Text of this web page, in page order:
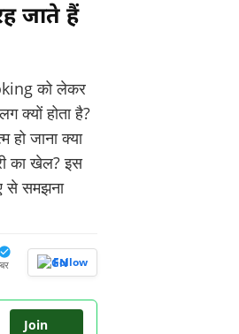
जाते हैं
को लेकर
क्यों होता है?
हो जाना क्या
का खेल? इस
से समझना
Follow
Join